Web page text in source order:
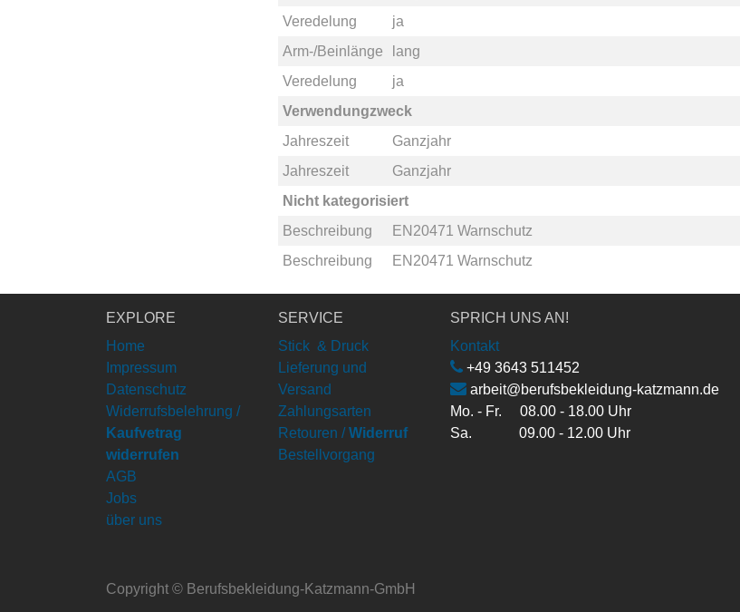
Veredelung
ja
Arm-/Beinlänge
lang
Veredelung
ja
Verwendungzweck
Jahreszeit
Ganzjahr
Jahreszeit
Ganzjahr
Nicht kategorisiert
Beschreibung
EN20471 Warnschutz
Beschreibung
EN20471 Warnschutz
EXPLORE
Home
Impressum
Datenschutz
Widerrufsbelehrung /
Kaufvetrag
widerrufen
AGB
Jobs
über uns
SERVICE
Stick & Druck
Lieferung und
Versand
Zahlungsarten
Retouren / Widerruf
Bestellvorgang
SPRICH UNS AN!
Kontakt
+49 3643 511452
arbeit@berufsbekleidung-katzmann.de
Mo. - Fr. 08.00 - 18.00 Uhr
Sa. 09.00 - 12.00 Uhr
Copyright © Berufsbekleidung-Katzmann-GmbH